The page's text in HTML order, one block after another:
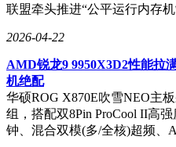
联盟牵头推进“公平运行内存
2026-04-22
AMD锐龙9 9950X3D2性能拉
机绝配
华硕ROG X870E吹雪NEO主
组，搭配双8Pin ProCool II高
钟、混合双模(多/全核)超频